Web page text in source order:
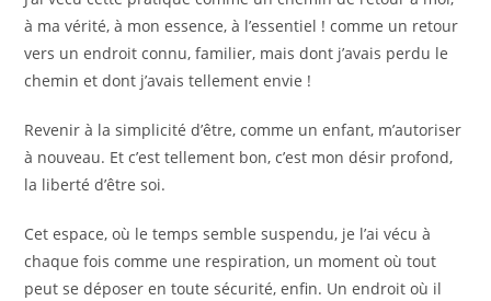
à ma vérité, à mon essence, à l’essentiel ! comme un retour
vers un endroit connu, familier, mais dont j’avais perdu le
chemin et dont j’avais tellement envie !
Revenir à la simplicité d’être, comme un enfant, m’autoriser
à nouveau. Et c’est tellement bon, c’est mon désir profond,
la liberté d’être soi.
Cet espace, où le temps semble suspendu, je l’ai vécu à
chaque fois comme une respiration, un moment où tout
peut se déposer en toute sécurité, enfin. Un endroit où il